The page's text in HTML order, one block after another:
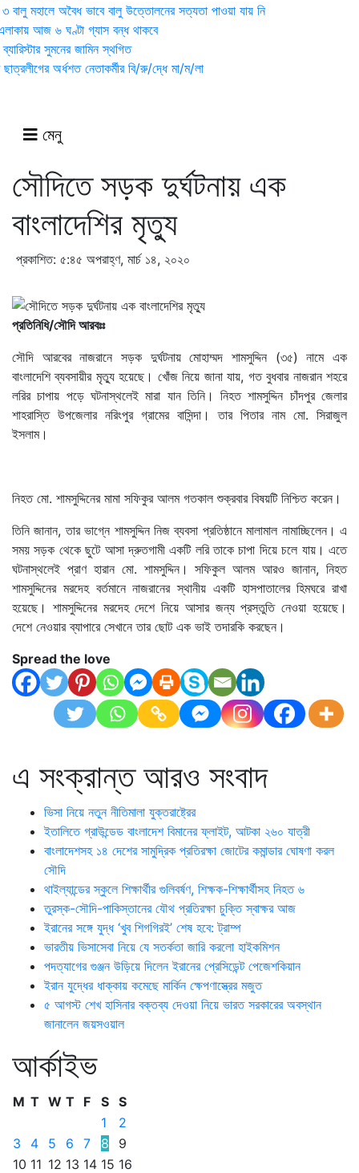
বালু মহালে অবৈধ ভাবে বালু উত্তোলনের সত্যতা পাওয়া যায় নি
আজ ৬ ঘণ্টা গ্যাস বন্ধ থাকবে
সুমনের জামিন স্থগিত
ছাত্রলীগের অর্ধশত নেতাকর্মীর বি/রু/দ্ধে মা/ম/লা
মেনু
সৌদিতে সড়ক দুর্ঘটনায় এক
বাংলাদেশির মৃত্যু
প্রকাশিত: ৫:৪৫ অপরাহ্ণ, মার্চ ১৪, ২০২০
প্রতিনিধি/সৌদি আরবঃঃ
সৌদি আরবের নাজরানে সড়ক দুর্ঘটনায় মোহাম্মদ শামসুদ্দিন (৩৫) নামে এক
বাংলাদেশি ব্যবসায়ীর মৃত্যু হয়েছে। খোঁজ নিয়ে জানা যায়, গত বুধবার নাজরান শহরে
লরির চাপায় পড়ে ঘটনাস্থলেই মারা যান তিনি। নিহত শামসুদ্দিন চাঁদপুর জেলার
শাহরাস্তি উপজেলার নরিংপুর গ্রামের বাসিন্দা। তার পিতার নাম মো. সিরাজুল
ইসলাম।
নিহত মো. শামসুদ্দিনের মামা সফিকুর আলম গতকাল শুক্রবার বিষয়টি নিশ্চিত করেন।
তিনি জানান, তার ভাগ্নে শামসুদ্দিন নিজ ব্যবসা প্রতিষ্ঠানে মালামাল নামাচ্ছিলেন। এ
সময় সড়ক থেকে ছুটে আসা দ্রুতগামী একটি লরি তাকে চাপা দিয়ে চলে যায়। এতে
ঘটনাস্থলেই প্রাণ হারান মো. শামসুদ্দিন। সফিকুল আলম আরও জানান, নিহত
শামসুদ্দিনের মরদেহ বর্তমানে নাজরানের স্থানীয় একটি হাসপাতালের হিমঘরে রাখা
হয়েছে। শামসুদ্দিনের মরদেহ দেশে নিয়ে আসার জন্য প্রস্তুতি নেওয়া হয়েছে।
দেশে নেওয়ার ব্যাপারে সেখানে তার ছোট এক ভাই তদারকি করছেন।
Spread the love
এ সংক্রান্ত আরও সংবাদ
ভিসা নিয়ে নতুন নীতিমালা যুক্তরাষ্ট্রের
ইতালিতে গ্রাউন্ডেড বাংলাদেশ বিমানের ফ্লাইট, আটকা ২৬০ যাত্রী
বাংলাদেশসহ ১৪ দেশের সামুদ্রিক প্রতিরক্ষা জোটের কমান্ডার ঘোষণা করল
সৌদি
থাইল্যান্ডের স্কুলে শিক্ষার্থীর গুলিবর্ষণ, শিক্ষক-শিক্ষার্থীসহ নিহত ৬
তুরস্ক-সৌদি-পাকিস্তানের যৌথ প্রতিরক্ষা চুক্তি স্বাক্ষর আজ
ইরানের সঙ্গে যুদ্ধ ‘খুব শিগগিরই’ শেষ হবে: ট্রাম্প
ভারতীয় ভিসাসেবা নিয়ে যে সতর্কতা জারি করলো হাইকমিশন
পদত্যাগের গুঞ্জন উড়িয়ে দিলেন ইরানের প্রেসিডেন্ট পেজেশকিয়ান
ইরান যুদ্ধের ধাক্কায় কমেছে মার্কিন ক্ষেপণাস্ত্রের মজুত
৫ আগস্ট শেখ হাসিনার বক্তব্য দেওয়া নিয়ে ভারত সরকারের অবস্থান
জানালেন জয়সওয়াল
আর্কাইভ
M T W T F S S
1
2
3
4 5 6 7 8
9
10 11 12 13 14 15 16